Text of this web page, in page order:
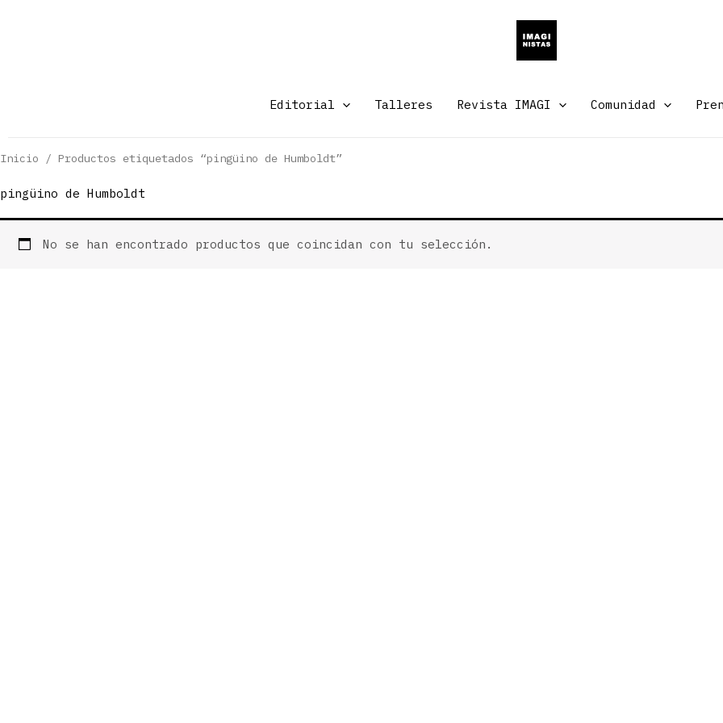
Editorial Talleres Revista IMAGI Comunidad
Inicio / Productos etiquetados “pingüino de Humboldt”
pingüino de Humboldt
No se han encontrado productos que coincidan con tu selección.